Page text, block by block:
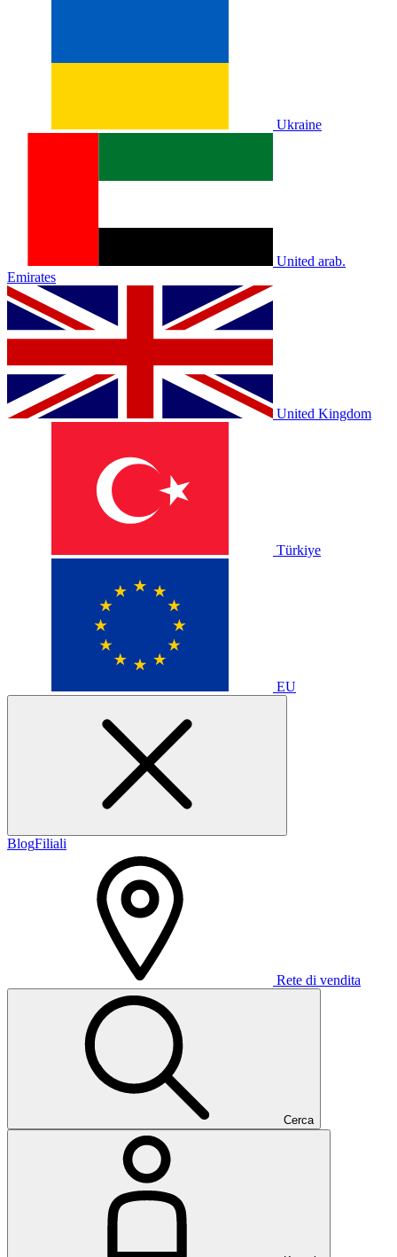
Ukraine
United arab.
Emirates
United Kingdom
Türkiye
EU
BlogFiliali
Rete di vendita
Cerca